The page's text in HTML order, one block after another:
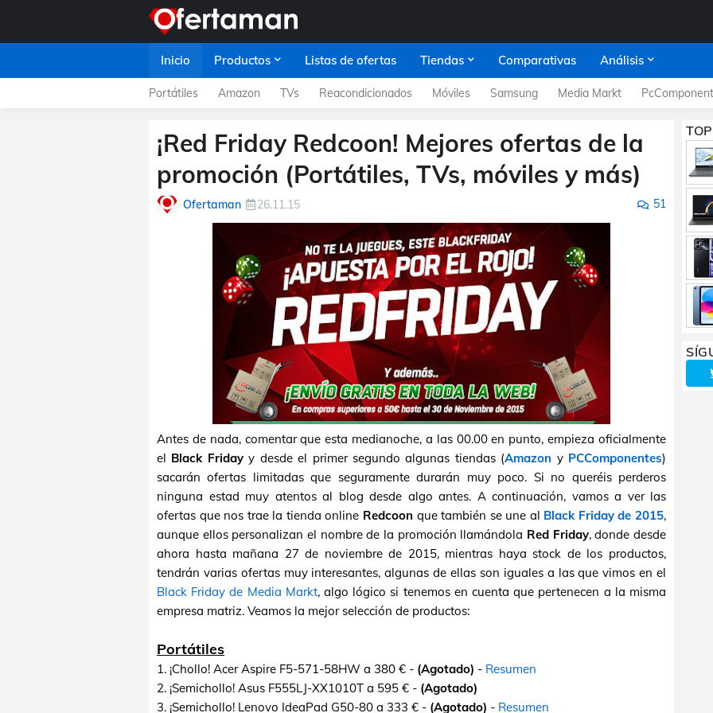
Inicio Productos Listas de ofertas Tiendas Comparativas Análisis
Portátiles Amazon TVs Reacondicionados Móviles Samsung Media Markt
¡Red Friday Redcoon! Mejores ofertas de la
promoción (Portátiles, TVs, móviles y más)
Ofertaman 26.11.15 51
Antes de nada, comentar que esta medianoche, a las 00.00 en punto, empieza oficialmente
el Black Fridayy desde el primer segundo algunas tiendas (Amazon y PCComponentes)
sacarán ofertas limitadas que seguramente durarán muy poco. Si no queréis perderos
ninguna estad muy atentos al blog desde algo antes. A continuación, vamos a ver las
ofertas que nos trae la tienda online Redcoon que también se une al Black Friday de 2015,
aunque ellos personalizan el nombre de la promoción llamándola Red Friday, donde desde
ahora hasta mañana 27 de noviembre de 2015, mientras haya stock de los productos,
tendrán varias ofertas muy interesantes, algunas de ellas son iguales a las que vimos en el
Black Friday de Media Markt, algo lógico si tenemos en cuenta que pertenecen a la misma
empresa matriz. Veamos la mejor selección de productos:
Portátiles
1. ¡Chollo! Acer Aspire F5-571-58HW a 380 € - (Agotado) - Resumen
2. ¡Semichollo! Asus F555LJ-XX1010T a 595 € - (Agotado)
3. ¡Semichollo! Lenovo IdeaPad G50-80 a 333 € - (Agotado) - Resumen